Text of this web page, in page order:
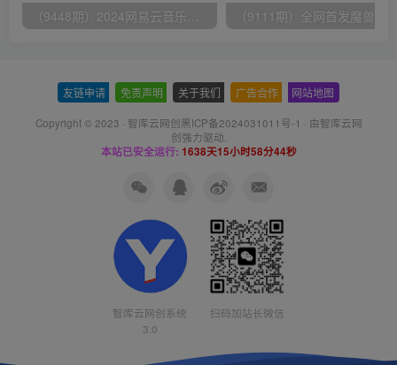
友链申请 免责声明 关于我们 广告合作 网站地图
Copyright © 2023 · 智库云网创黑ICP备2024031011号-1 · 由智库云网
创强力驱动.
本站已安全运行: 1638天15小时58分45秒
智库云网创系统
3.0
扫码加站长微信